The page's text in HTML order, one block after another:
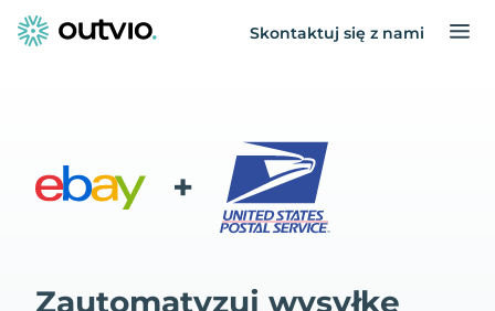
Skontaktuj się z nami
+
Zautomatyzuj wysyłkę